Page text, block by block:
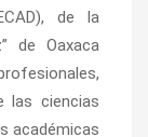
de la
de Oaxaca
las ciencias
académicas